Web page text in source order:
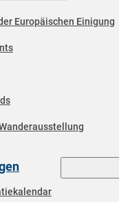
Europäischen Einigung